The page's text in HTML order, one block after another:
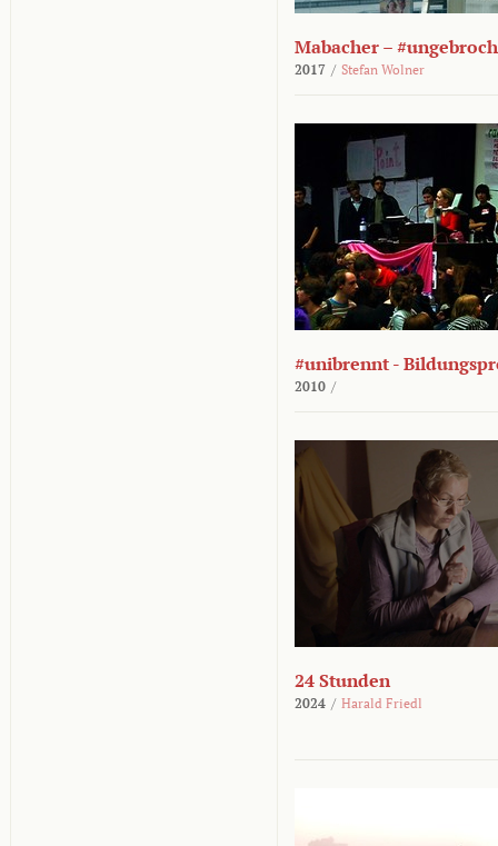
Mabacher –
2017 / Stefan Wolner
#unibrennt -
2010 /
24 Stunden
2024 / Harald Friedl